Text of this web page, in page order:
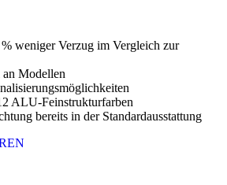
weniger Verzug im Vergleich zur
Modellen
ALU-Feinstrukturfarben
bereits in der Standardausstattung